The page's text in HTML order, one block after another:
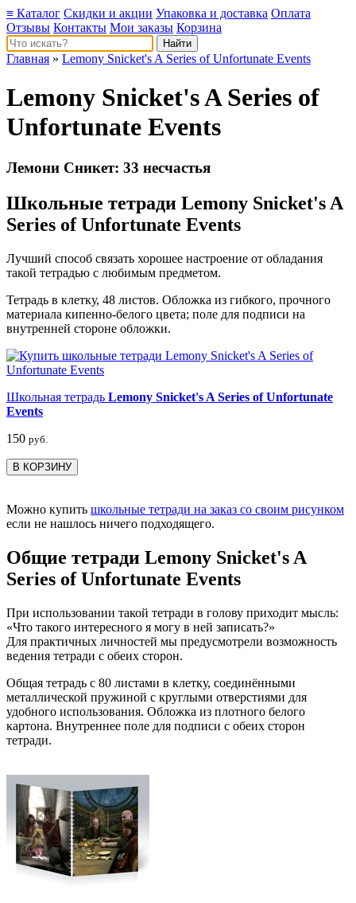
≡ Каталог Скидки и акции Упаковка и доставка Оплата
Отзывы Контакты Мои заказы Корзина
Главная » Lemony Snicket's A Series of Unfortunate Events
Lemony Snicket's A Series of
Unfortunate Events
Лемони Сникет: 33 несчастья
Школьные тетради Lemony Snicket's A
Series of Unfortunate Events
Лучший способ связать хорошее настроение от обладания
такой тетрадью c любимым предметом.
Тетрадь в клетку, 48 листов. Обложка из гибкого, прочного
материала кипенно-белого цвета; поле для подписи на
внутренней стороне обложки.
Школьная тетрадь Lemony Snicket's A Series of Unfortunate
Events
150 руб.
В КОРЗИНУ
Можно купить школьные тетради на заказ со своим рисунком
если не нашлось ничего подходящего.
Общие тетради Lemony Snicket's A
Series of Unfortunate Events
При использовании такой тетради в голову приходит мысль:
«Что такого интересного я могу в ней записать?»
Для практичных личностей мы предусмотрели возможность
ведения тетради с обеих сторон.
Общая тетрадь с 80 листами в клетку, соединёнными
металлической пружиной с круглыми отверстиями для
удобного использования. Обложка из плотного белого
картона. Внутреннее поле для подписи с обеих сторон
тетради.